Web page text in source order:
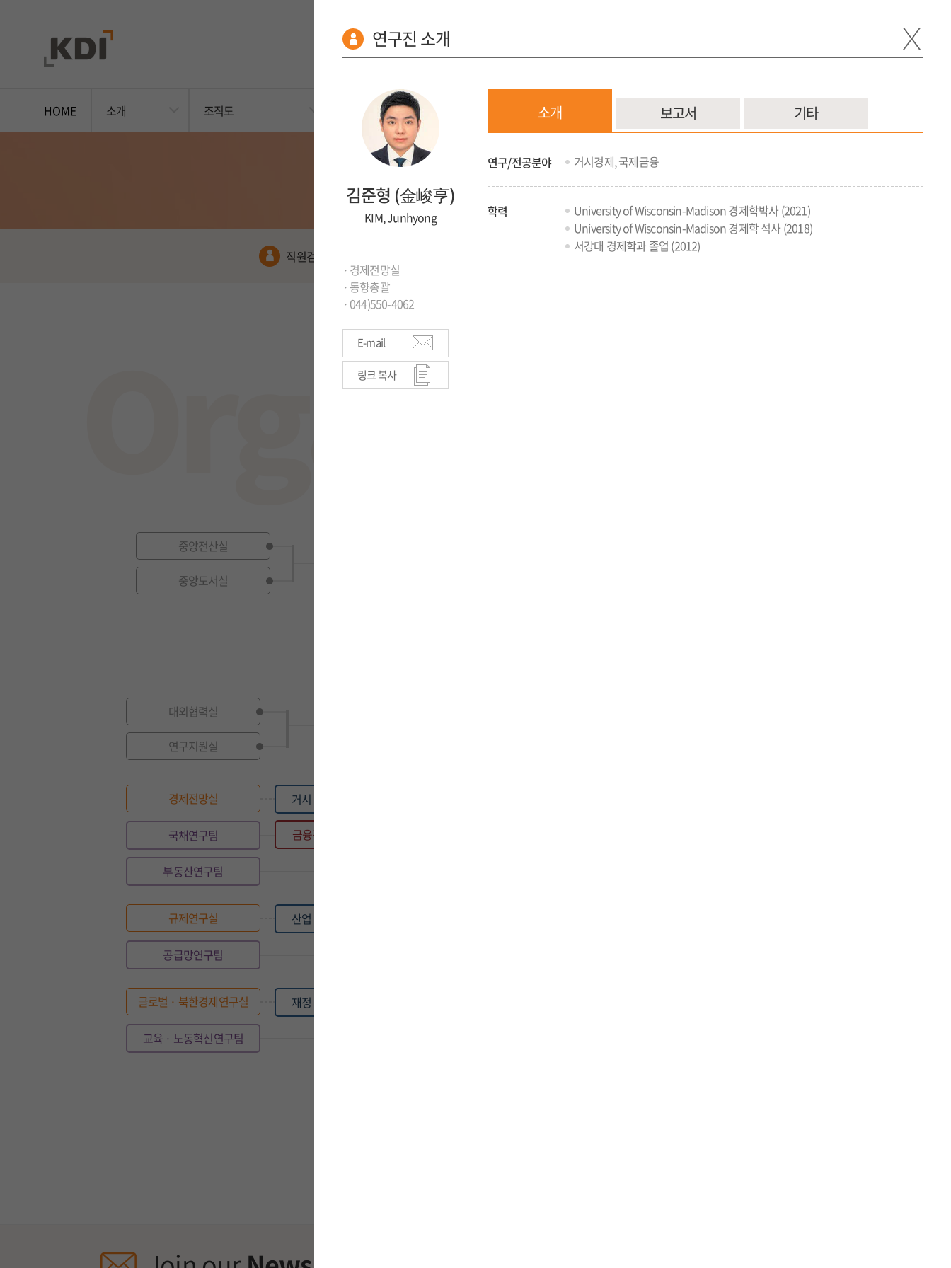
연구
HOME 소개 조직도
조직도
직원검색 검색
중앙전산실
중앙도서실
대외협력실
연구지원실
거시 · 금융정책연구부
금융정책연구실
국채연구팀
부동산연구팀
경제전망실
산업 · 시장정책연구부
공급망연구팀
규제연구실
재정 · 사회정책연구부
교육 · 노동혁신연구팀
글로벌 · 북한경제연구실
연구진 소개
김준형 (金峻亨)
KIM, Junhyong
경제전망실
동향총괄
044)550-4062
E-mail
링크 복사
소개 보고서 기타
연구/전공분야 거시경제, 국제금융
학력
University of Wisconsin-Madison 경제학박사 (2021)
University of Wisconsin-Madison 경제학 석사 (2018)
서강대 경제학과 졸업 (2012)